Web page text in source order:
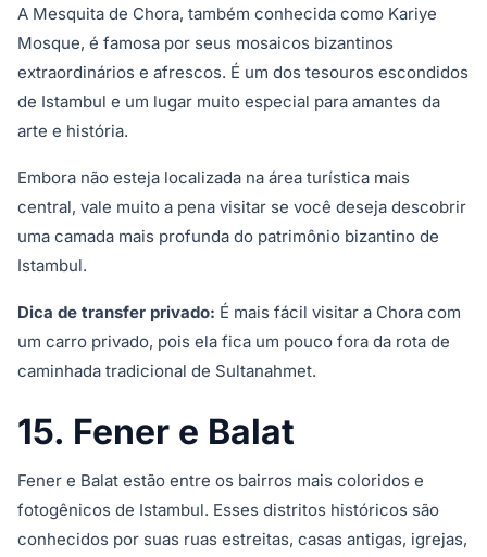
A Mesquita de Chora, também conhecida como Kariye
Mosque, é famosa por seus mosaicos bizantinos
extraordinários e afrescos. É um dos tesouros escondidos
de Istambul e um lugar muito especial para amantes da
arte e história.
Embora não esteja localizada na área turística mais
central, vale muito a pena visitar se você deseja descobrir
uma camada mais profunda do patrimônio bizantino de
Istambul.
Dica de transfer privado: É mais fácil visitar a Chora com
um carro privado, pois ela fica um pouco fora da rota de
caminhada tradicional de Sultanahmet.
15. Fener e Balat
Fener e Balat estão entre os bairros mais coloridos e
fotogênicos de Istambul. Esses distritos históricos são
conhecidos por suas ruas estreitas, casas antigas, igrejas,